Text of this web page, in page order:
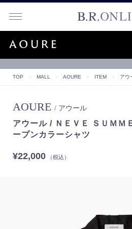
TOP ＞ MALL ＞ AOURE ＞ ITEM ＞ アウ
AOURE / アウール
アウール / ＮＥＶＥ ＳＵＭＭ
ープンカラーシャツ
¥22,000（税込）